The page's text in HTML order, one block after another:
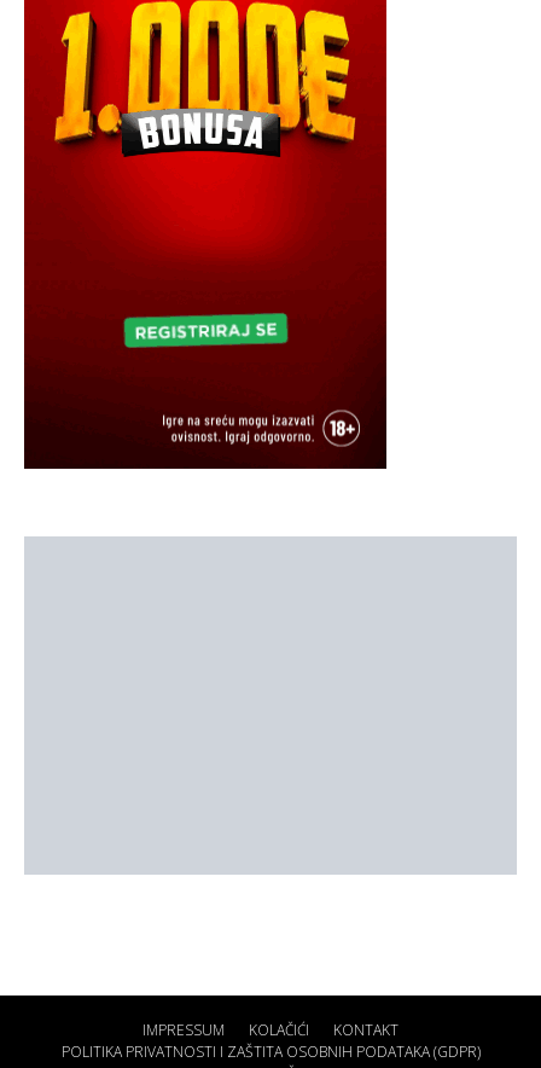
IMPRESSUM KOLAČIĆI
KONTAKT
POLITIKA PRIVATNOSTI I ZAŠTITA OSOBNIH PODATAKA (GDPR)